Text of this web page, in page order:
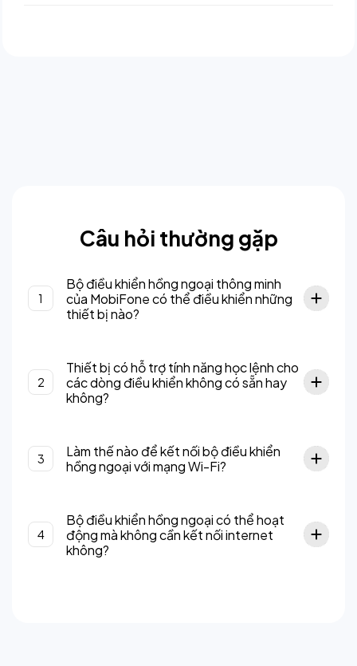
Câu hỏi thường gặp
1
Bộ điều khiển hồng ngoại thông minh
của MobiFone có thể điều khiển những
thiết bị nào?
2
Thiết bị có hỗ trợ tính năng học lệnh cho
các dòng điều khiển không có sẵn hay
không?
3
Làm thế nào để kết nối bộ điều khiển
hồng ngoại với mạng Wi-Fi?
4
Bộ điều khiển hồng ngoại có thể hoạt
động mà không cần kết nối internet
không?